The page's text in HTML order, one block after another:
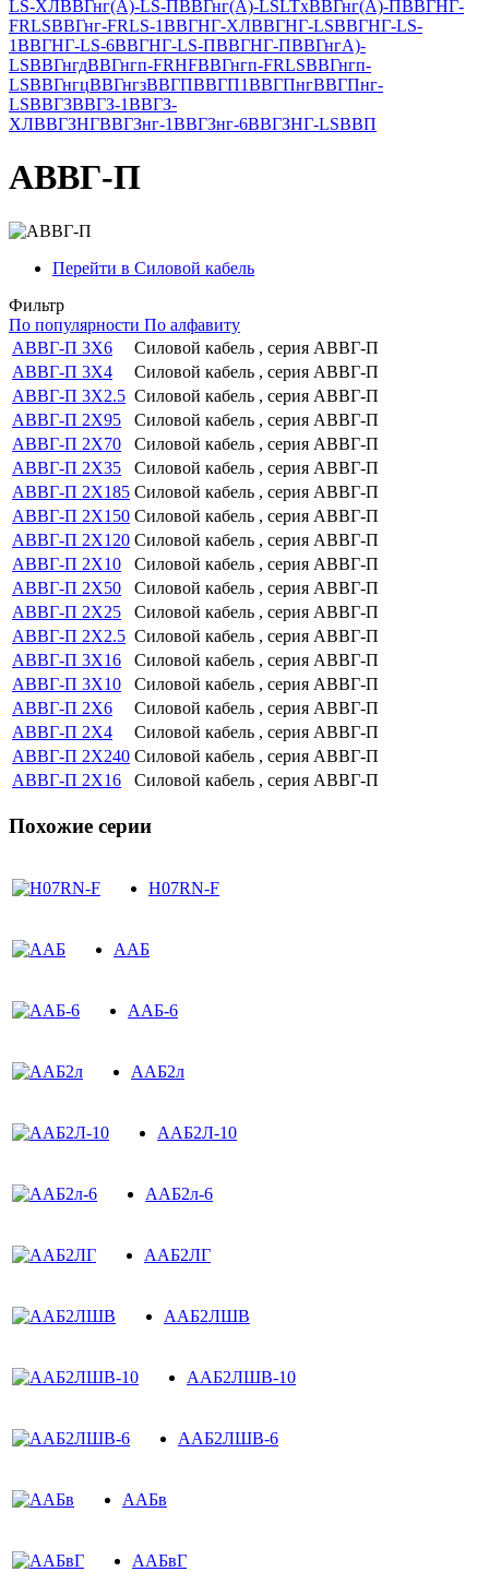
LS-ХЛВВГнг(А)-LS-ПВВГнг(А)-LSLTxВВГнг(А)-ПВВГНГ-
FRLSВВГнг-FRLS-1ВВГНГ-ХЛВВГНГ-LSВВГНГ-LS-
1ВВГНГ-LS-6ВВГНГ-LS-ПВВГНГ-ПВВГнгА)-
LSВВГнгдВВГнгп-FRHFВВГнгп-FRLSВВГнгп-
LSВВГнгцВВГнгзВВГПВВГП1ВВГПнгВВГПнг-
LSВВГЗВВГЗ-1ВВГЗ-
ХЛВВГЗНГВВГЗнг-1ВВГЗнг-6ВВГЗНГ-LSВВП
АВВГ-П
Перейти в Силовой кабель
Фильтр
По популярности По алфавиту
АВВГ-П 3Х6
Силовой кабель , серия АВВГ-П
АВВГ-П 3Х4
Силовой кабель , серия АВВГ-П
АВВГ-П 3Х2.5 Силовой кабель , серия АВВГ-П
АВВГ-П 2Х95
Силовой кабель , серия АВВГ-П
АВВГ-П 2Х70
Силовой кабель , серия АВВГ-П
АВВГ-П 2Х35
Силовой кабель , серия АВВГ-П
АВВГ-П 2Х185 Силовой кабель , серия АВВГ-П
АВВГ-П 2Х150 Силовой кабель , серия АВВГ-П
АВВГ-П 2Х120 Силовой кабель , серия АВВГ-П
АВВГ-П 2Х10
Силовой кабель , серия АВВГ-П
АВВГ-П 2Х50
Силовой кабель , серия АВВГ-П
АВВГ-П 2Х25
Силовой кабель , серия АВВГ-П
АВВГ-П 2Х2.5 Силовой кабель , серия АВВГ-П
АВВГ-П 3Х16
Силовой кабель , серия АВВГ-П
АВВГ-П 3Х10
Силовой кабель , серия АВВГ-П
АВВГ-П 2Х6
Силовой кабель , серия АВВГ-П
АВВГ-П 2Х4
Силовой кабель , серия АВВГ-П
АВВГ-П 2Х240 Силовой кабель , серия АВВГ-П
АВВГ-П 2Х16
Силовой кабель , серия АВВГ-П
Похожие серии
H07RN-F
ААБ
ААБ-6
ААБ2л
ААБ2Л-10
ААБ2л-6
ААБ2ЛГ
ААБ2ЛШВ
ААБ2ЛШВ-10
ААБ2ЛШВ-6
ААБв
ААБвГ